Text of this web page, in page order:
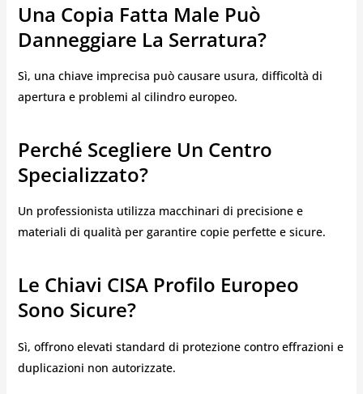
Una Copia Fatta Male Può
Danneggiare La Serratura?
Sì, una chiave imprecisa può causare usura, difficoltà di
apertura e problemi al cilindro europeo.
Perché Scegliere Un Centro
Specializzato?
Un professionista utilizza macchinari di precisione e
materiali di qualità per garantire copie perfette e sicure.
Le Chiavi CISA Profilo Europeo
Sono Sicure?
Sì, offrono elevati standard di protezione contro effrazioni e
duplicazioni non autorizzate.